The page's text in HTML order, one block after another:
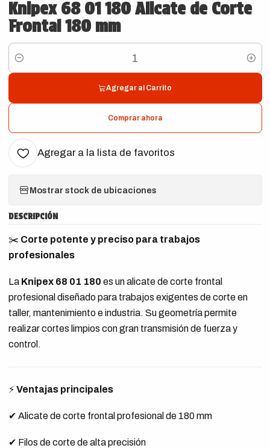
Knipex 68 01 180 Alicate de Corte
Frontal 180 mm
Cantidad
Agregar al Carrito
Comprar ahora
Agregar a la lista de favoritos
Mostrar stock de ubicaciones
DESCRIPCIÓN
✂️ Corte potente y preciso para trabajos
profesionales
La Knipex 68 01 180 es un alicate de corte frontal
profesional diseñado para trabajos exigentes de corte en
taller, mantenimiento e industria. Su geometría permite
realizar cortes limpios con gran transmisión de fuerza y
control.
⚡Ventajas principales
✔ Alicate de corte frontal profesional de 180 mm
✔ Filos de corte de alta precisión